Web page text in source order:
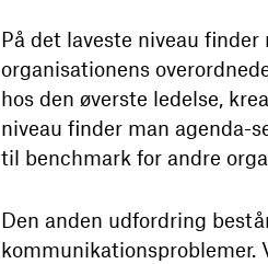
På det laveste niveau
organisationens
hos den øverste ledelse,
niveau finder man agenda-
til benchmark for andre
Den anden udfordring
kommunikationsproblemer.